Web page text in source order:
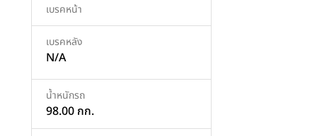
เบรคหน้า
เบรคหลัง
N/A
น้ำหนักรถ
98.00 กก.